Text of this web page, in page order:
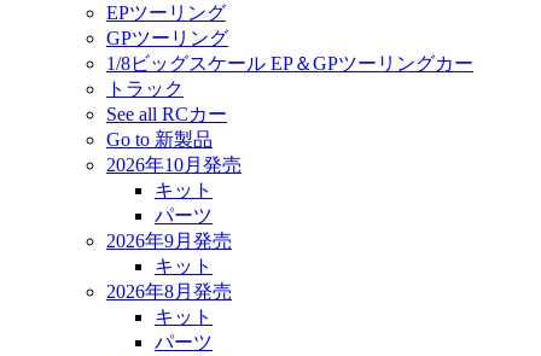
EPツーリング
GPツーリング
1/8ビッグスケール EP＆GPツーリングカー
トラック
See all RCカー
Go to 新製品
2026年10月発売
キット
パーツ
2026年9月発売
キット
2026年8月発売
キット
パーツ